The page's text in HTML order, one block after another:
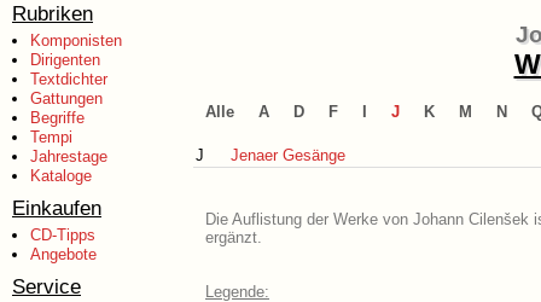
Rubriken
Komponisten
Dirigenten
Textdichter
Gattungen
Begriffe
Tempi
Jahrestage
Kataloge
Einkaufen
CD-Tipps
Angebote
Service
Alle A D F J K M N
J Jenaer Gesänge
Die Auflistung der Werke von Johann
ergänzt.
Legende: